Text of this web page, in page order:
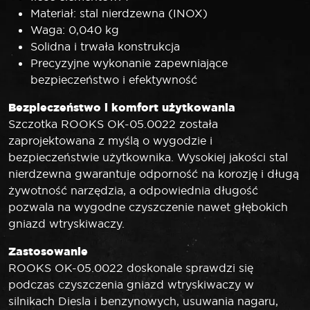
Materiał: stal nierdzewna (INOX)
Waga: 0,040 kg
Solidna i trwała konstrukcja
Precyzyjne wykonanie zapewniające
bezpieczeństwo i efektywność
Bezpieczeństwo i komfort użytkowania
Szczotka ROOKS OK-05.0022 została
zaprojektowana z myślą o wygodzie i
bezpieczeństwie użytkownika. Wysokiej jakości stal
nierdzewna gwarantuje odporność na korozję i długą
żywotność narzędzia, a odpowiednia długość
pozwala na wygodne czyszczenie nawet głębokich
gniazd wtryskiwaczy.
Zastosowanie
ROOKS OK-05.0022 doskonale sprawdzi się
podczas czyszczenia gniazd wtryskiwaczy w
silnikach Diesla i benzynowych, usuwania nagaru,